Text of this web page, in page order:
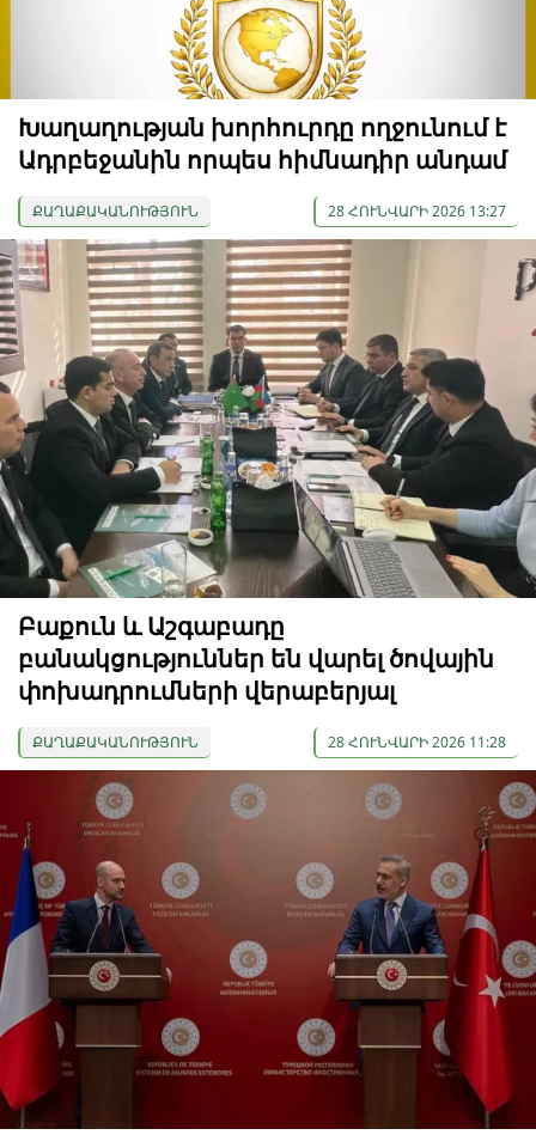
Խաղաղության խորհուրդը ողջունում է
Ադրբեջանին որպես հիմնադիր անդամ
ՔԱՂԱՔԱԿԱՆՈՒԹՅՈՒՆ 28 ՀՈՒՆՎԱՐԻ 2026 13:27
Բաքուն և Աշգաբադը
բանակցություններ են վարել ծովային
փոխադրումների վերաբերյալ
ՔԱՂԱՔԱԿԱՆՈՒԹՅՈՒՆ 28 ՀՈՒՆՎԱՐԻ 2026 11:28